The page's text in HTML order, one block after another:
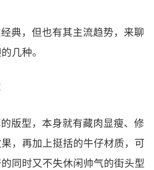
典，但也有其主流趋势，来聊
几种。
版型，本身就有藏肉显瘦、修
，再加上挺括的牛仔材质，可
同时又不失休闲帅气的街头型